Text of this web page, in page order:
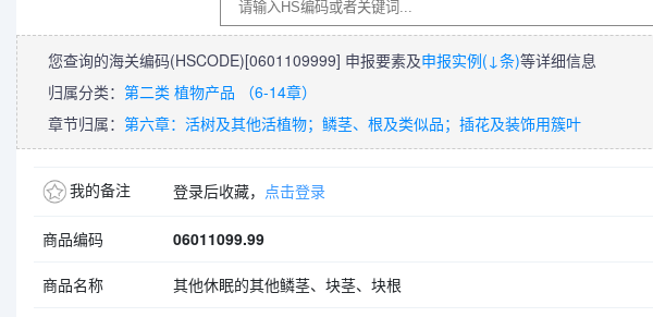
您查询的海关编码(HSCODE)[0601109999] 申报要素及申报实例(↓条)等详细信息
归属分类： 第二类 植物产品 （6-14章）
章节归属： 第六章：活树及其他活植物；鳞茎、根及类似品；插花及装饰用簇叶
我的备注 登录后收藏， 点击登录
商品编码 06011099.99
商品名称 其他休眠的其他鳞茎、块茎、块根